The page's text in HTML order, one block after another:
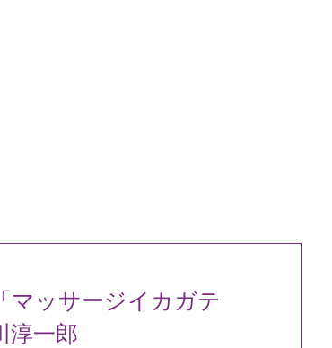
ッサージイカガテ
淳一郎